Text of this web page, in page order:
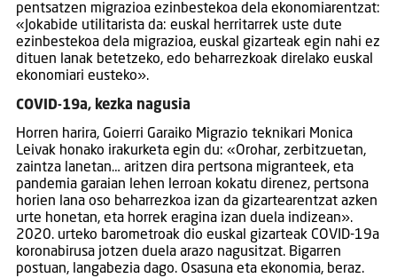
pentsatzen migrazioa ezinbestekoa dela ekonomiarentzat:
«Jokabide utilitarista da: euskal herritarrek uste dute
ezinbestekoa dela migrazioa, euskal gizarteak egin nahi ez
dituen lanak betetzeko, edo beharrezkoak direlako euskal
ekonomiari eusteko».
COVID-19a, kezka nagusia
Horren harira, Goierri Garaiko Migrazio teknikari Monica
Leivak honako irakurketa egin du: «Orohar, zerbitzuetan,
zaintza lanetan… aritzen dira pertsona migranteek, eta
pandemia garaian lehen lerroan kokatu direnez, pertsona
horien lana oso beharrezkoa izan da gizartearentzat azken
urte honetan, eta horrek eragina izan duela indizean».
2020. urteko barometroak dio euskal gizarteak COVID-19a
koronabirusa jotzen duela arazo nagusitzat. Bigarren
postuan, langabezia dago. Osasuna eta ekonomia, beraz.